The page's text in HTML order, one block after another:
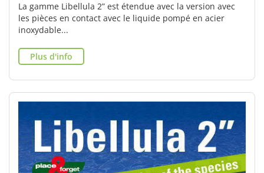
La gamme Libellula 2” est étendue avec la version avec
les pièces en contact avec le liquide pompé en acier
inoxydable...
Plus d'info